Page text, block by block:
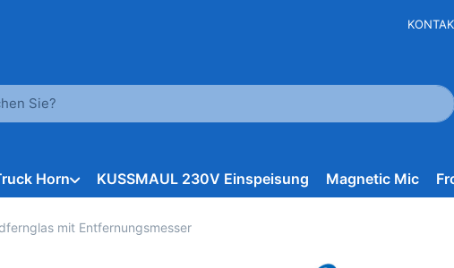
ein. Während Sie tippen, erscheinen automatisch erste
Horn KUSSMAUL 230V Einspeisung Magnetic Mic
mit Entfernungsmesser